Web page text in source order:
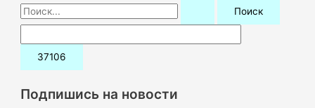
П
о
и
:Подпишись на новости